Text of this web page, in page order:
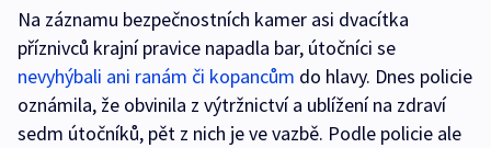
Na záznamu bezpečnostních kamer asi dvacítka
příznivců krajní pravice napadla bar, útočníci se
nevyhýbali ani ranám či kopancům do hlavy. Dnes policie
oznámila, že obvinila z výtržnictví a ublížení na zdraví
sedm útočníků, pět z nich je ve vazbě. Podle policie ale